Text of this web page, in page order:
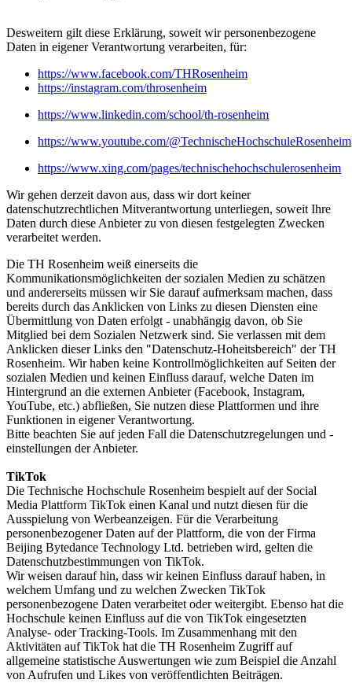
Desweitern gilt diese Erklärung, soweit wir personenbezogene
Daten in eigener Verantwortung verarbeiten, für:
https://www.facebook.com/THRosenheim
https://instagram.com/throsenheim
https://www.linkedin.com/school/th-rosenheim
https://www.youtube.com/@TechnischeHochschuleRosenheim
https://www.xing.com/pages/technischehochschulerosenheim
Wir gehen derzeit davon aus, dass wir dort keiner
datenschutzrechtlichen Mitverantwortung unterliegen, soweit Ihre
Daten durch diese Anbieter zu von diesen festgelegten Zwecken
verarbeitet werden.
Die TH Rosenheim weiß einerseits die
Kommunikationsmöglichkeiten der sozialen Medien zu schätzen
und andererseits müssen wir Sie darauf aufmerksam machen, dass
bereits durch das Anklicken von Links zu diesen Diensten eine
Übermittlung von Daten erfolgt - unabhängig davon, ob Sie
Mitglied bei dem Sozialen Netzwerk sind. Sie verlassen mit dem
Anklicken dieser Links den "Datenschutz-Hoheitsbereich" der TH
Rosenheim. Wir haben keine Kontrollmöglichkeiten auf Seiten der
sozialen Medien und keinen Einfluss darauf, welche Daten im
Hintergrund an die externen Anbieter (Facebook, Instagram,
YouTube, etc.) abfließen, Sie nutzen diese Plattformen und ihre
Funktionen in eigener Verantwortung.
Bitte beachten Sie auf jeden Fall die Datenschutzregelungen und -
einstellungen der Anbieter.
TikTok
Die Technische Hochschule Rosenheim bespielt auf der Social
Media Plattform TikTok einen Kanal und nutzt diesen für die
Ausspielung von Werbeanzeigen. Für die Verarbeitung
personenbezogener Daten auf der Plattform, die von der Firma
Beijing Bytedance Technology Ltd. betrieben wird, gelten die
Datenschutzbestimmungen von TikTok.
Wir weisen darauf hin, dass wir keinen Einfluss darauf haben, in
welchem Umfang und zu welchen Zwecken TikTok
personenbezogene Daten verarbeitet oder weitergibt. Ebenso hat die
Hochschule keinen Einfluss auf die von TikTok eingesetzten
Analyse- oder Tracking-Tools. Im Zusammenhang mit den
Aktivitäten auf TikTok hat die TH Rosenheim Zugriff auf
allgemeine statistische Auswertungen wie zum Beispiel die Anzahl
von Aufrufen und Likes von veröffentlichten Beiträgen.